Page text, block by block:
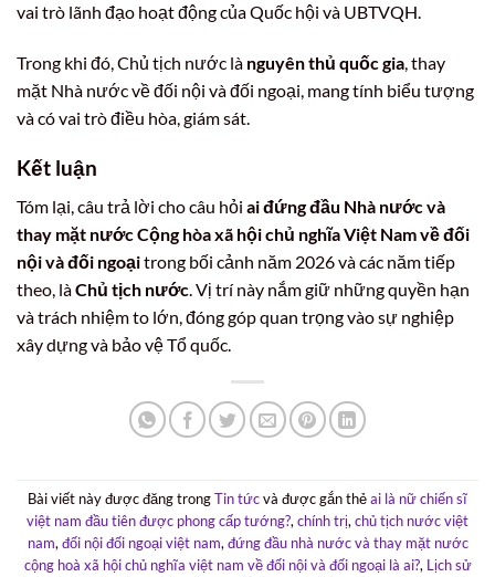
vai trò lãnh đạo hoạt động của Quốc hội và UBTVQH.
Trong khi đó, Chủ tịch nước là nguyên thủ quốc gia, thay
mặt Nhà nước về đối nội và đối ngoại, mang tính biểu tượng
và có vai trò điều hòa, giám sát.
Kết luận
Tóm lại, câu trả lời cho câu hỏi ai đứng đầu Nhà nước và
thay mặt nước Cộng hòa xã hội chủ nghĩa Việt Nam về đối
nội và đối ngoạitrong bối cảnh năm 2026 và các năm tiếp
theo, làChủ tịch nước . Vị trí này nắm giữ những quyền hạn
và trách nhiệm to lớn, đóng góp quan trọng vào sự nghiệp
xây dựng và bảo vệ Tổ quốc.
Bài viết này được đăng trongTin tứcvà được gắn thẻai là nữ chiến sĩ
việt nam đầu tiên được phong cấp tướng?, chính trị, chủ tịch nước việt
nam, đối nội đối ngoại việt nam, đứng đầu nhà nước và thay mặt nước
cộng hoà xã hội chủ nghĩa việt nam về đối nội và đối ngoại là ai?, Lịch sử